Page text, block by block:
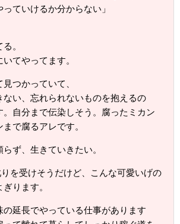
ていけるか分からない」
。
てやってます。
つかっていて、
ない、忘れられないものを抱えるの
。自分まで伝染しそう。腐ったミカン
で腐るアレです。
ず、生きていきたい。
を受けそうだけど、こんな可愛いげの
ります。
の延長でやっている仕事があります